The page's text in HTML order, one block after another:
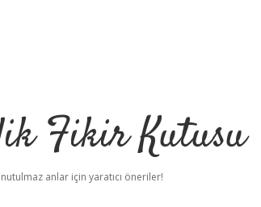
Fikir Kutusu
anlar için yaratıcı öneriler!